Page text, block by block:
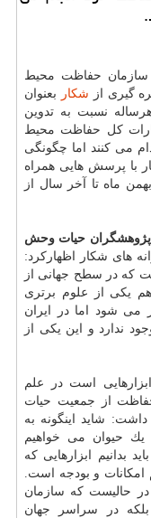
سازمان حفاظت محیط
گیری از شكار
بعنوان
نسبت به تدوین
كل حفاظت محیط
می كنند اما چگونگی
با پرسش هایی همراه
ماه تا آخر سال از
پژوهشگران حیات وحش
های شكار اظهاركرد:
كه در سطح جهانی از
یكی از علوم برتری
شود اما در ایران
ندارد و این یكی از
است در علم
از جمعیت حیات
شاید اینگونه به
حیوان می خواهیم
بدانیم ابزارهایی كه
و بودجه است.
در حالیست كه سازمان
در سراسر جهان